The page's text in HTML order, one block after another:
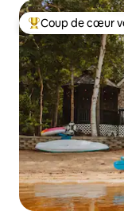
Coups de cœur
Coup de cœur